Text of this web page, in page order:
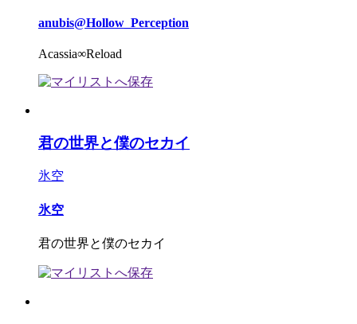
anubis@Hollow_Perception
Acassia∞Reload
君の世界と僕のセカイ
氷空
氷空
君の世界と僕のセカイ